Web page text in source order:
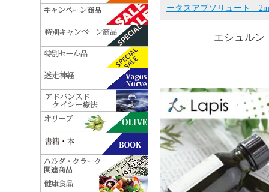
ータスアブソリュート
エシュル